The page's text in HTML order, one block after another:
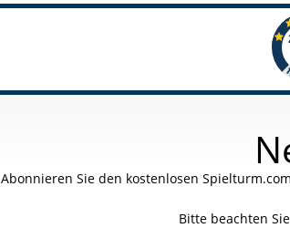
Abonnieren Sie den kostenlosen
Bitte beachten